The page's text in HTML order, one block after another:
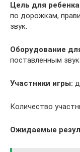
Цель для
по дорожкам,
звук.
Оборудование
поставленным
Участники игры:
Количество
Ожидаемые